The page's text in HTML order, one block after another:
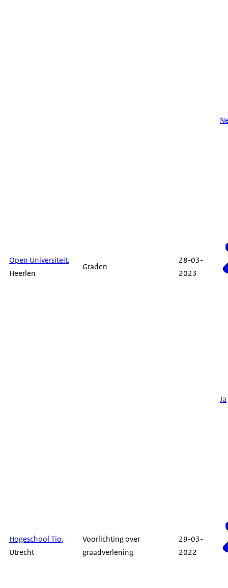
Open Universiteit,
Heerlen
Graden
28-03-
2023
Ja
Hogeschool Tio,
Utrecht
Voorlichting over
graadverlening
29-03-
2022